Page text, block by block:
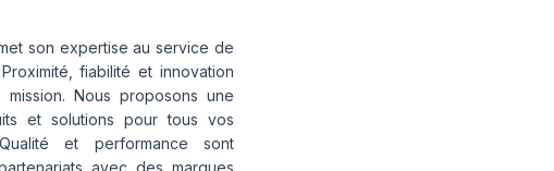
son expertise au service de
fiabilité et innovation
Nous proposons une
et solutions pour tous vos
et performance sont
avec des marques